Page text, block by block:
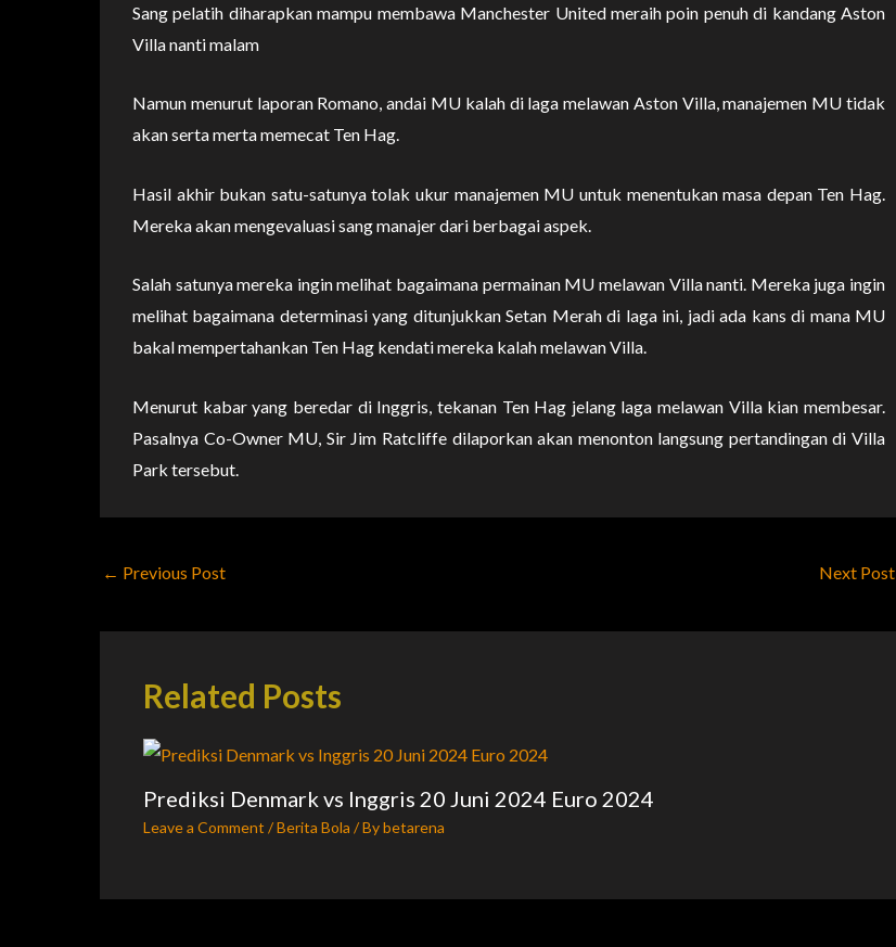
Sang pelatih diharapkan mampu membawa Manchester United meraih poin penuh di kandang Aston
Villa nanti malam
Namun menurut laporan Romano, andai MU kalah di laga melawan Aston Villa, manajemen MU tidak
akan serta merta memecat Ten Hag.
Hasil akhir bukan satu-satunya tolak ukur manajemen MU untuk menentukan masa depan Ten Hag.
Mereka akan mengevaluasi sang manajer dari berbagai aspek.
Salah satunya mereka ingin melihat bagaimana permainan MU melawan Villa nanti. Mereka juga ingin
melihat bagaimana determinasi yang ditunjukkan Setan Merah di laga ini, jadi ada kans di mana MU
bakal mempertahankan Ten Hag kendati mereka kalah melawan Villa.
Menurut kabar yang beredar di Inggris, tekanan Ten Hag jelang laga melawan Villa kian membesar.
Pasalnya Co-Owner MU, Sir Jim Ratcliffe dilaporkan akan menonton langsung pertandingan di Villa
Park tersebut.
← Previous Post Next Post
Related Posts
Prediksi Denmark vs Inggris 20 Juni 2024 Euro 2024
Leave a Comment /Berita Bola / Bybetarena